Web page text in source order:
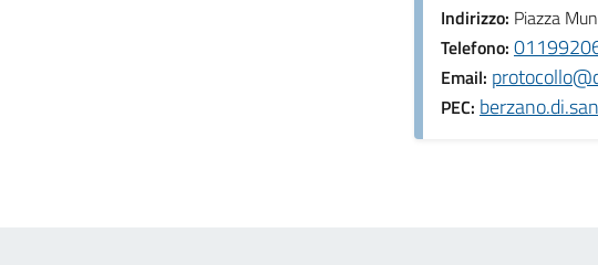
Indirizzo: Piazza
Telefono:
Email:
PEC: